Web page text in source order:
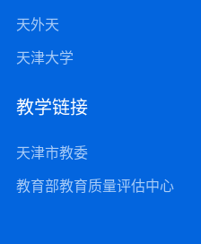
天外天
天津大学
教学链接
天津市教委
教育部教育质量评估中心